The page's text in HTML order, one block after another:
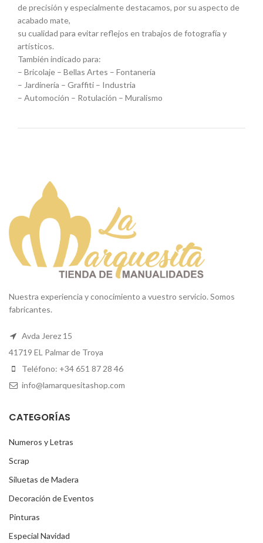
de precisión y especialmente destacamos, por su aspecto de
acabado mate,
su cualidad para evitar reflejos en trabajos de fotografía y
artísticos.
También indicado para:
– Bricolaje – Bellas Artes – Fontanería
– Jardinería – Graffiti – Industria
– Automoción – Rotulación – Muralismo
Nuestra experiencia y conocimiento a vuestro servicio. Somos
fabricantes.
Avda Jerez 15
41719 EL Palmar de Troya
Teléfono: +34 651 87 28 46
info@lamarquesitashop.com
CATEGORÍAS
Numeros y Letras
Scrap
Siluetas de Madera
Decoración de Eventos
Pinturas
Especial Navidad